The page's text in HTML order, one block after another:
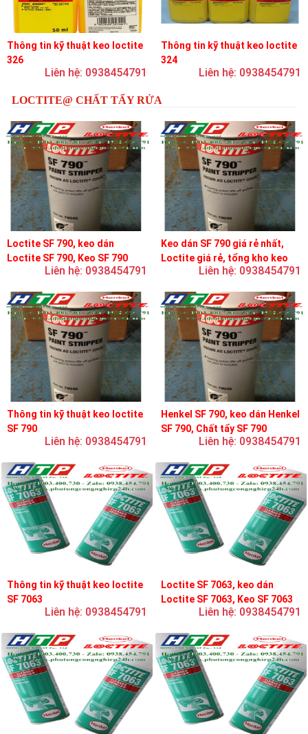
Thông tin kỹ thuật keo loctite
326
Liên hệ: 0938454791
Thông tin kỹ thuật keo loctite
324
Liên hệ: 0938454791
LOCTITE@ CHẤT TẨY RỬA
Loctite SF 790, keo dán
Loctite SF 790, Keo SF 790
Liên hệ: 0938454791
Keo dán SF 790 giá rẻ nhất,
Loctite giá rẻ, tổng kho keo
Liên hệ: 0938454791
Thông tin kỹ thuật keo loctite
SF 790
Liên hệ: 0938454791
Henkel SF 790, keo dán Henkel
SF 790, Chất tẩy SF 790
Liên hệ: 0938454791
Thông tin kỹ thuật keo loctite
SF 7063
Liên hệ: 0938454791
Loctite SF 7063, keo dán
Loctite SF 7063, Keo SF 7063
Liên hệ: 0938454791